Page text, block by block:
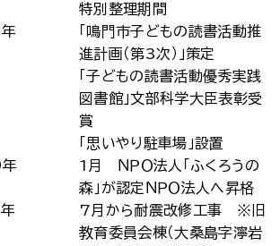
特別整理期間
「鳴門市子どもの読書活動推
進計画（第3次）」策定
「子どもの読書活動優秀実践
図書館」文部科学大臣表彰受
賞
「思いやり駐車場」設置
1月 ＮＰＯ法人「ふくろうの
森」が認定ＮＰＯ法人へ昇格
7月から耐震改修工事 ※旧
教育委員会棟（大桑島字濘岩